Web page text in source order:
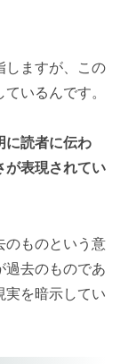
しますが、この
いるんです。
に読者に伝わ
が表現されてい
のものという意
過去のものであ
実を暗示してい